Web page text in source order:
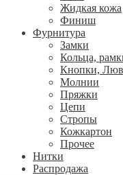
Жидкая кожа
Финиш
Фурнитура
Замки
Кольца,
Кнопки,
Молнии
Пряжки
Цепи
Стропы
Кожкартон
Прочее
Нитки
Распродажа